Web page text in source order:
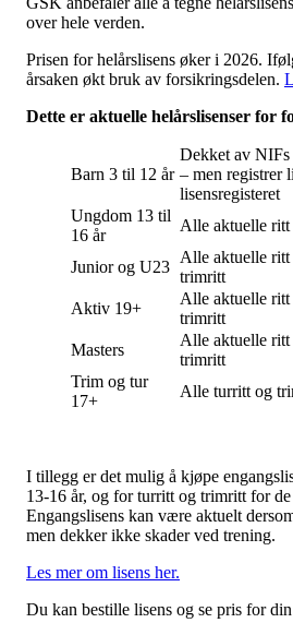
over hele verden.
Prisen for helårslisens øker i 2026.
årsaken økt bruk av forsikringsdelen.
Dette er aktuelle helårslisenser for
Barn 3 til 12 år
Dekket av
– men registrer
lisensregisteret
Ungdom 13 til
16 år
Alle aktuelle
Junior og U23
Alle aktuelle
trimritt
Aktiv 19+
Alle aktuelle
trimritt
Masters
Alle aktuelle
trimritt
Trim og tur
17+
Alle turritt og
I tillegg er det mulig å kjøpe
13-16 år, og for turritt og trimritt for
Engangslisens kan være aktuelt
men dekker ikke skader ved trening.
Les mer om lisens her.
Du kan bestille lisens og se pris for